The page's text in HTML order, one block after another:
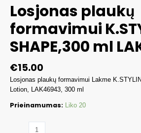
Losjonas plaukų
formavimui
SHAPE,300 ml
€15.00
Losjonas plaukų formavimui Lakme
Lotion, LAK46943, 300 ml
Prieinamumas: Liko 20